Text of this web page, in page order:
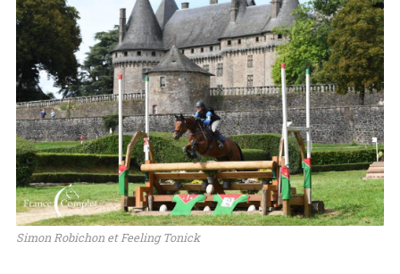
Simon Robichon et Feeling Tonick